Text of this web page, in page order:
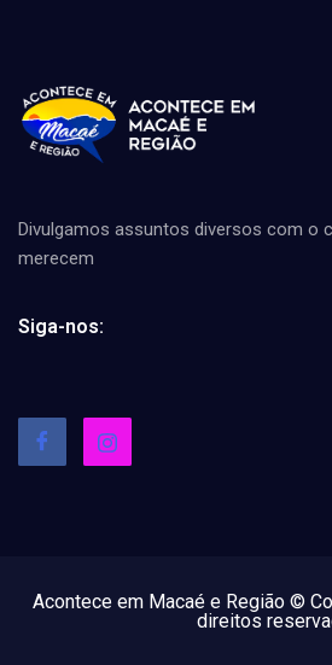
Divulgamos assuntos diversos com o
merecem
Siga-nos:
Acontece em Macaé e Região ©
direitos